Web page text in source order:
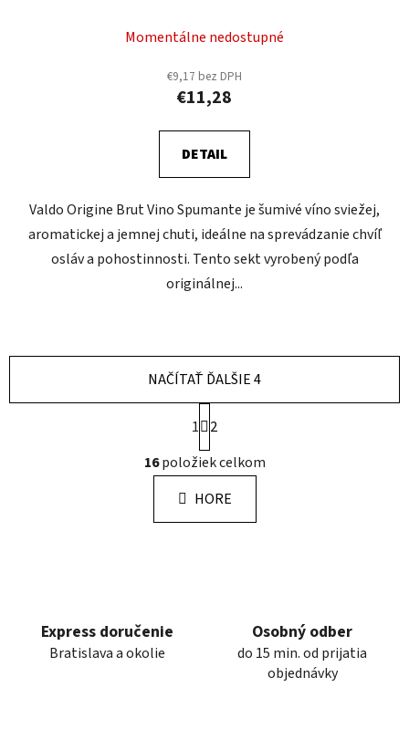
Momentálne nedostupné
€9,17 bez DPH
€11,28
DETAIL
Valdo Origine Brut Vino Spumante je šumivé víno sviežej,
aromatickej a jemnej chuti, ideálne na sprevádzanie chvíľ
osláv a pohostinnosti. Tento sekt vyrobený podľa
originálnej...
O
v
á
d
NAČÍTAŤ ĎALŠIE 4
S
t
r
á
n
k
1
2
16položiek celkom
HORE
Express doručenie
Bratislava a okolie
Osobný odber
do 15 min. od prijatia
objednávky